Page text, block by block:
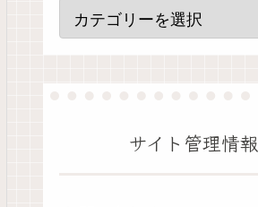
サイト管理情報